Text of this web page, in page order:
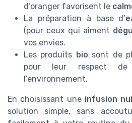
d’oranger favorisent le
La préparation à base d’
(pour ceux qui aiment
vos envies.
Les produits bio sont de
pour leur respect
l’environnement.
En choisissant une infusion
solution simple, sans